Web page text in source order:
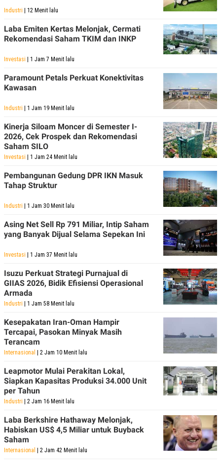
D
OF
PEDOMAN
PEMBERITAAN
SIBER
PRIVACY
POLICY
Industri | 12 Menit lalu
Laba Emiten Kertas Melonjak, Cermati
Rekomendasi Saham TKIM dan INKP
Investasi | 1 Jam 7 Menit lalu
Paramount Petals Perkuat Konektivitas
Kawasan
Industri | 1 Jam 19 Menit lalu
Kinerja Siloam Moncer di Semester I-
2026, Cek Prospek dan Rekomendasi
Saham SILO
Investasi | 1 Jam 24 Menit lalu
Pembangunan Gedung DPR IKN Masuk
Tahap Struktur
Industri | 1 Jam 30 Menit lalu
Asing Net Sell Rp 791 Miliar, Intip Saham
yang Banyak Dijual Selama Sepekan Ini
Investasi | 1 Jam 37 Menit lalu
Isuzu Perkuat Strategi Purnajual di
GIIAS 2026, Bidik Efisiensi Operasional
Armada
Industri | 1 Jam 58 Menit lalu
Kesepakatan Iran-Oman Hampir
Tercapai, Pasokan Minyak Masih
Terancam
Internasional | 2 Jam 10 Menit lalu
Leapmotor Mulai Perakitan Lokal,
Siapkan Kapasitas Produksi 34.000 Unit
per Tahun
Industri | 2 Jam 16 Menit lalu
Laba Berkshire Hathaway Melonjak,
Habiskan US$ 4,5 Miliar untuk Buyback
Saham
Internasional | 2 Jam 42 Menit lalu